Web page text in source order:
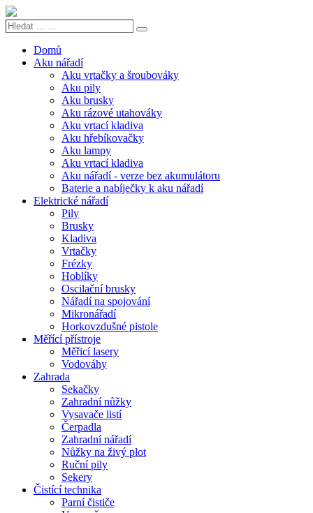
Hledat
Search
Domů
Aku nářadí
Aku vrtačky a šroubováky
Aku pily
Aku brusky
Aku rázové utahováky
Aku vrtací kladiva
Aku hřebíkovačky
Aku lampy
Aku vrtací kladiva
Aku nářadí - verze bez akumulátoru
Baterie a nabíječky k aku nářadí
Elektrické nářadí
Pily
Brusky
Kladiva
Vrtačky
Frézky
Hoblíky
Oscilační brusky
Nářadí na spojování
Mikronářadí
Horkovzdušné pistole
Měřící přístroje
Měřicí lasery
Vodováhy
Zahrada
Sekačky
Zahradní nůžky
Vysavače listí
Čerpadla
Zahradní nářadí
Nůžky na živý plot
Ruční pily
Sekery
Čistící technika
Parní čističe